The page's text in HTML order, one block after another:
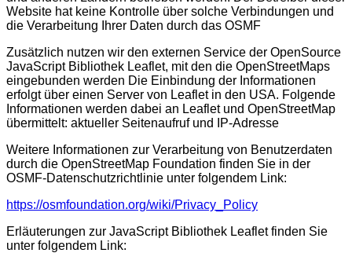
Website hat keine Kontrolle über solche Verbindungen und
die Verarbeitung Ihrer Daten durch das OSMF
Zusätzlich nutzen wir den externen Service der OpenSource
JavaScript Bibliothek Leaflet, mit den die OpenStreetMaps
eingebunden werden Die Einbindung der Informationen
erfolgt über einen Server von Leaflet in den USA. Folgende
Informationen werden dabei an Leaflet und OpenStreetMap
übermittelt: aktueller Seitenaufruf und IP-Adresse
Weitere Informationen zur Verarbeitung von Benutzerdaten
durch die OpenStreetMap Foundation finden Sie in der
OSMF-Datenschutzrichtlinie unter folgendem Link:
https://osmfoundation.org/wiki/Privacy_Policy
Erläuterungen zur JavaScript Bibliothek Leaflet finden Sie
unter folgendem Link: